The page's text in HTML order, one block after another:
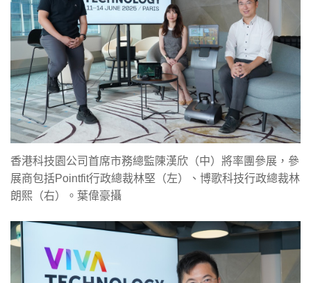
香港科技園公司首席市務總監陳漢欣（中）將率團參展，參
展商包括Pointfit行政總裁林堅（左）、博歌科技行政總裁林
朗熙（右）。葉偉豪攝